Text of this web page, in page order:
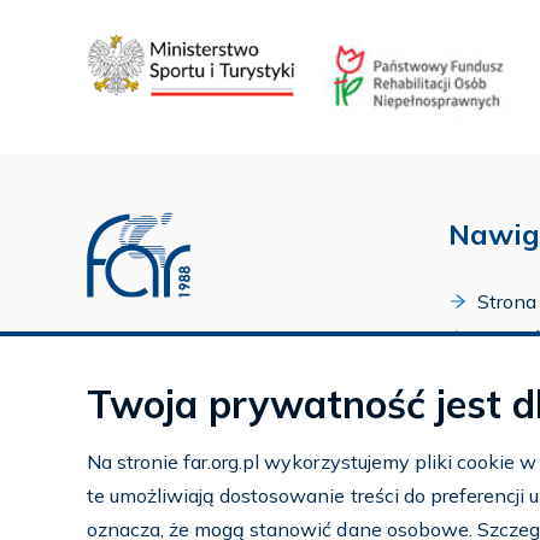
Profil FAR w serwisie Youtube
Profil FAR w serwisie Instagram
Strona
O
Twoja prywatność jest
Na stronie far.org.pl wykorzystujemy pliki cookie
te umożliwiają dostosowanie treści do preferencji
oznacza, że mogą stanowić dane osobowe.